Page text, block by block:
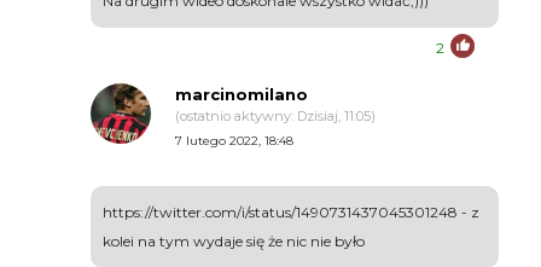
2
marcinomilano
(ostatnio aktywny: Dzisiaj, 11:05)
7 lutego 2022, 18:48
https://twitter.com/i/status/1490731437045301248 - z
kolei na tym wydaje się że nic nie było